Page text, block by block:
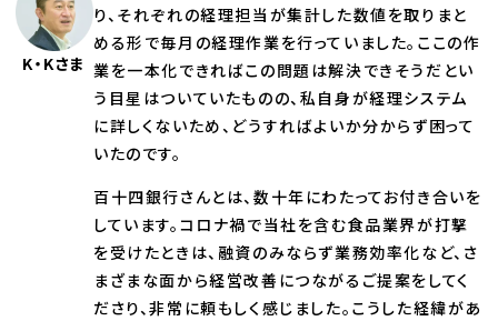
K・Kさま
り、それぞれの経理担当が集計した数値を取りまと
める形で毎月の経理作業を行っていました。ここの作
業を一本化できればこの問題は解決できそうだとい
う目星はついていたものの、私自身が経理システム
に詳しくないため、どうすればよいか分からず困って
いたのです。
百十四銀行さんとは、数十年にわたってお付き合いを
しています。コロナ禍で当社を含む食品業界が打撃
を受けたときは、融資のみならず業務効率化など、さ
まざまな面から経営改善につながるご提案をしてく
ださり、非常に頼もしく感じました。こうした経緯があ